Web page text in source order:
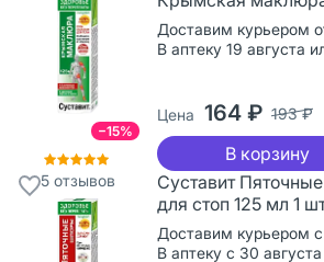
−15%
5 отзывов
Доставим курьером
В аптеку 19 августа
Цена 164 ₽ 193 ₽
В корзину
Суставит
для стоп 125 мл 1
Доставим курьером
В аптеку с 30 августа